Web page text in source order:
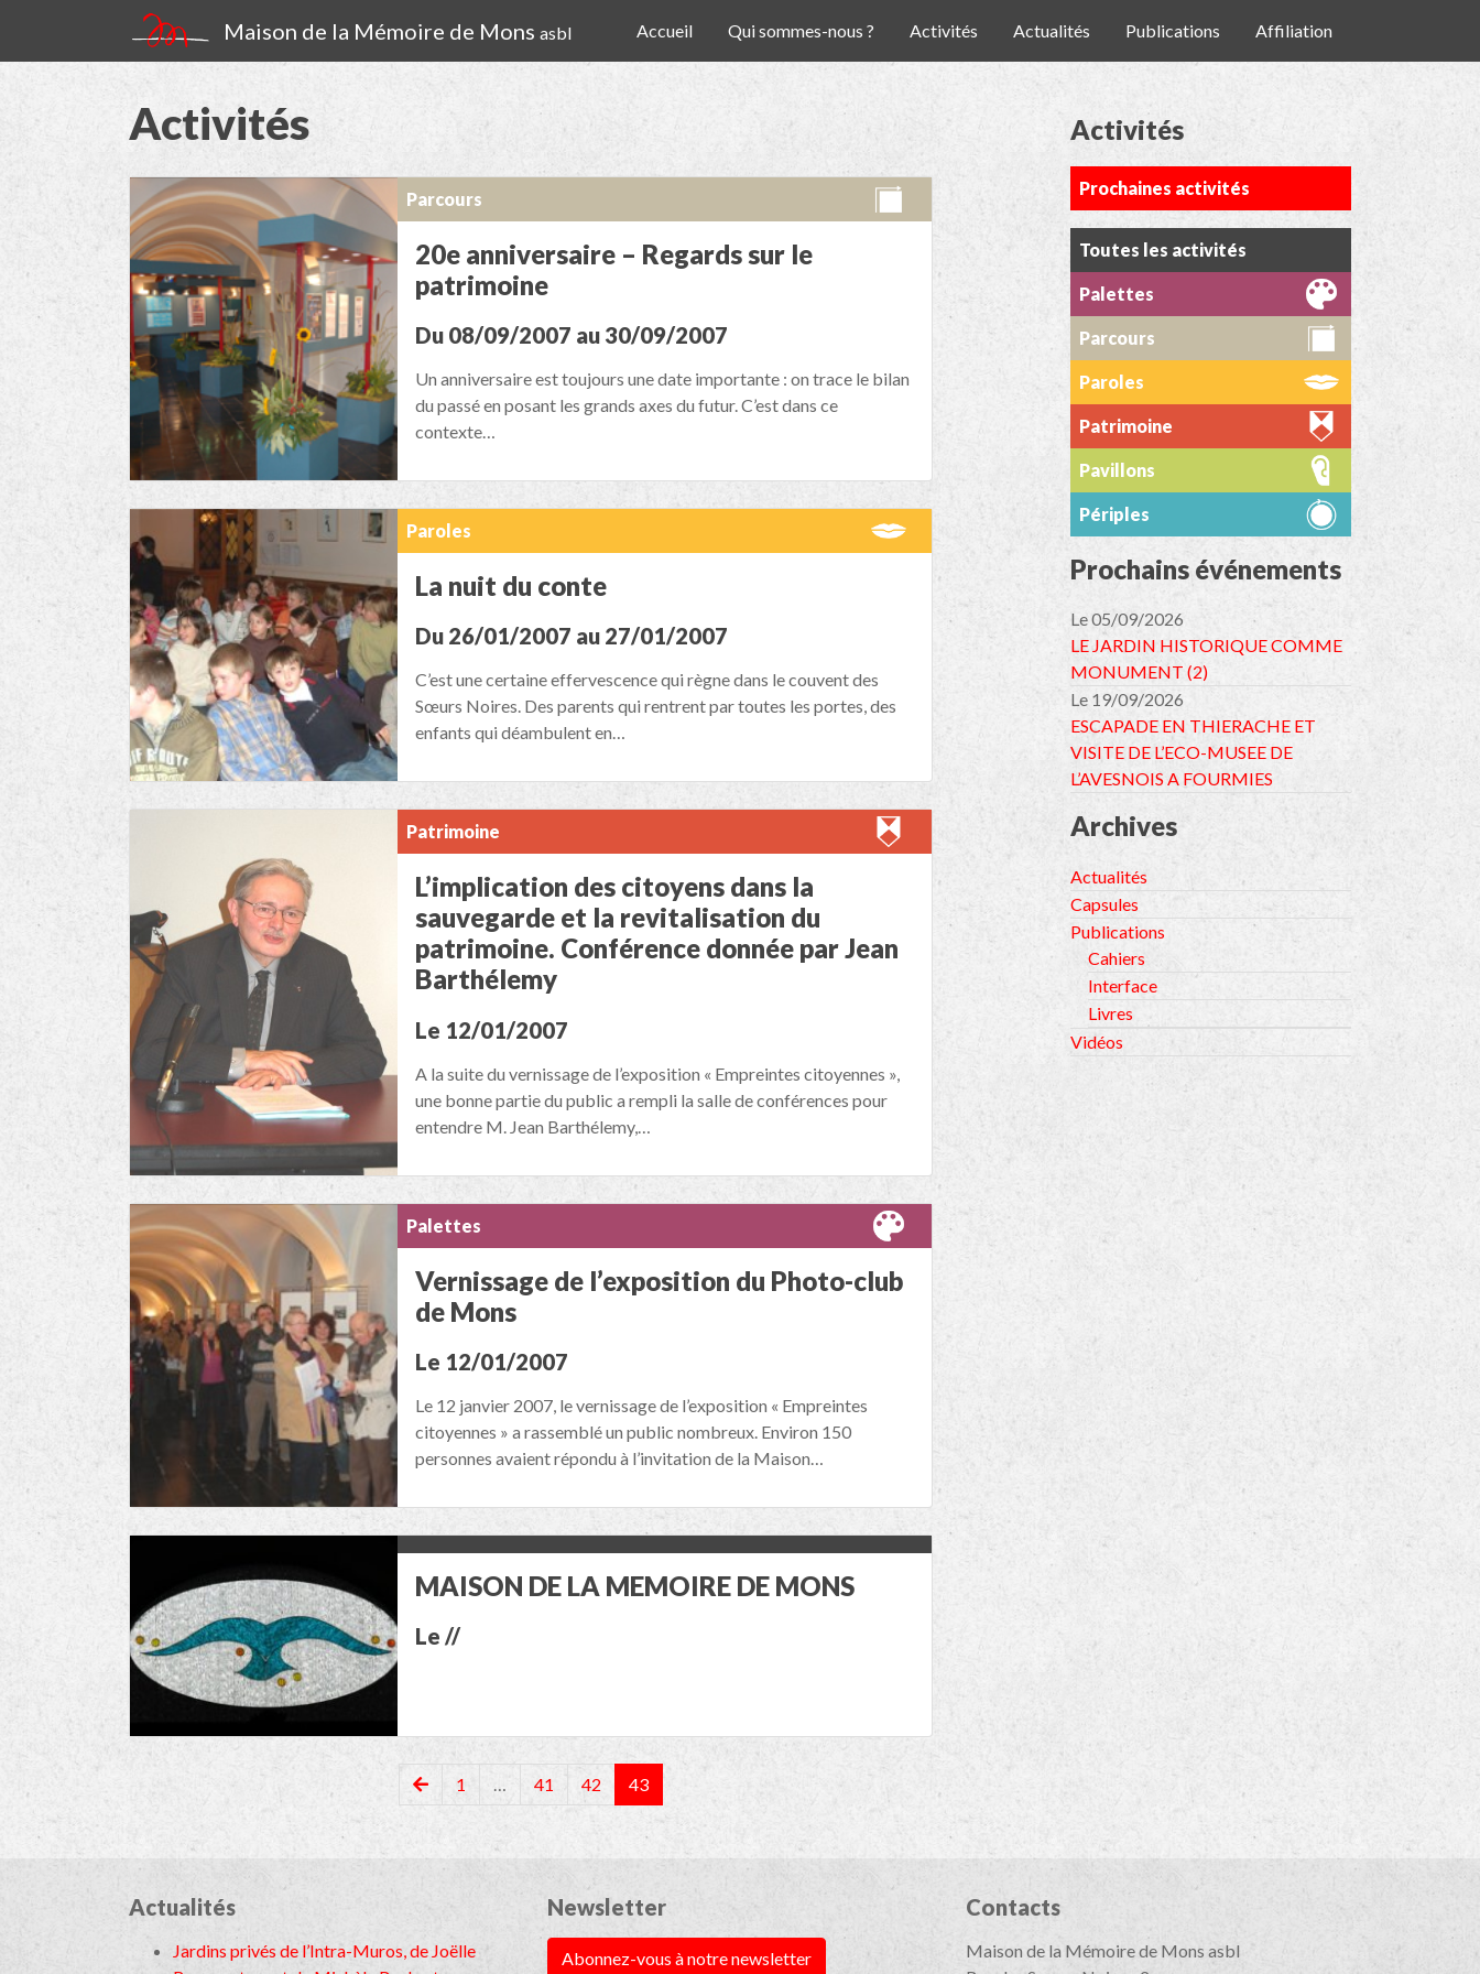
Maison de la Mémoire de Mons asbl Accueil Qui sommes-nous ? Activités Actualités Publications Affiliation
Activités
Parcours
20e anniversaire – Regards sur le
patrimoine
Du 08/09/2007 au 30/09/2007
Un anniversaire est toujours une date importante : on trace le bilan
du passé en posant les grands axes du futur. C’est dans ce
contexte…
Paroles
La nuit du conte
Du 26/01/2007 au 27/01/2007
C’est une certaine effervescence qui règne dans le couvent des
Sœurs Noires. Des parents qui rentrent par toutes les portes, des
enfants qui déambulent en…
Patrimoine
L’implication des citoyens dans la
sauvegarde et la revitalisation du
patrimoine. Conférence donnée par Jean
Barthélemy
Le 12/01/2007
A la suite du vernissage de l’exposition « Empreintes citoyennes »,
une bonne partie du public a rempli la salle de conférences pour
entendre M. Jean Barthélemy,…
Palettes
Vernissage de l’exposition du Photo-club
de Mons
Le 12/01/2007
Le 12 janvier 2007, le vernissage de l’exposition « Empreintes
citoyennes » a rassemblé un public nombreux. Environ 150
personnes avaient répondu à l’invitation de la Maison…
MAISON DE LA MEMOIRE DE MONS
Le //
1 41 42 43
Activités
Prochaines activités
Toutes les activités
Palettes
Parcours
Paroles
Patrimoine
Pavillons
Périples
Prochains événements
Le 05/09/2026
LE JARDIN HISTORIQUE COMME
MONUMENT (2)
Le 19/09/2026
ESCAPADE EN THIERACHE ET
VISITE DE L’ECO-MUSEE DE
L’AVESNOIS A FOURMIES
Archives
Actualités
Capsules
Publications
Cahiers
Interface
Livres
Vidéos
Actualités
Jardins privés de l’Intra-Muros, de Joëlle
Newsletter
Abonnez-vous à notre newsletter
Contacts
Maison de la Mémoire de Mons asbl